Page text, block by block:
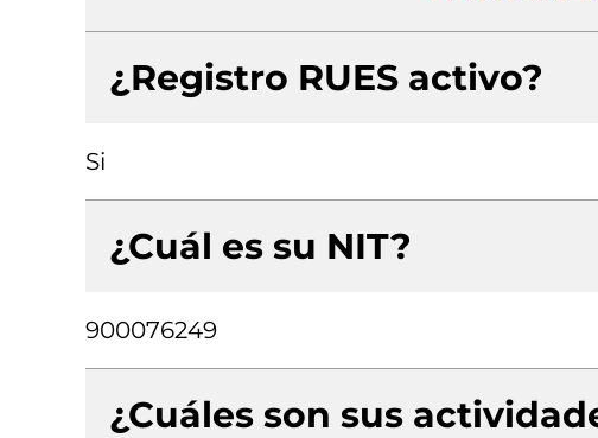
¿Registro RUES activo?
Si
¿Cuál es su NIT?
900076249
¿Cuáles son sus